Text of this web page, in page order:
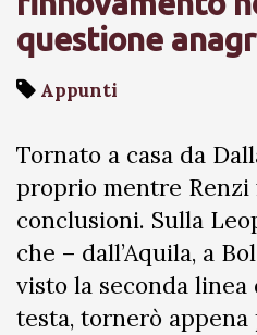
questione
Appunti
Tornato a casa da
proprio mentre Renzi
conclusioni. Sulla
che – dall’Aquila, a
visto la seconda linea
testa, tornerò appena